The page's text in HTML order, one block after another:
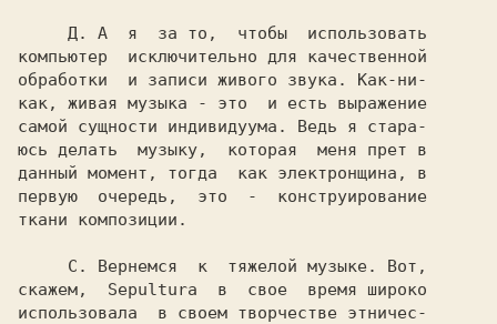
     Д.
А  я  за то,  чтобы  использовать
компьютер  исключительно для качественной
обработки  и записи живого звука. Как-ни-
как, живая музыка - это  и есть выражение
самой сущности индивидуума. Ведь я стара-
юсь делать  музыку,  которая  меня прет в
данный момент, тогда  как электронщина, в
первую  очередь,  это  -  конструирование
ткани композиции.
С. Вернемся  к  тяжелой музыке. Вот,
скажем, Sepultura в  свое  время широко
использовала  в своем творчестве этничес-